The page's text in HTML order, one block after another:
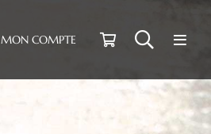
MON COMPTE